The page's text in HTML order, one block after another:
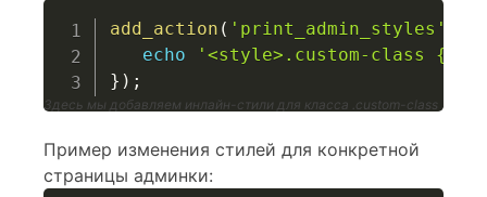
add_action ( 'print_admin_styles'
echo
'<style>.custom-class {
} ) ;
Здесь мы добавляем инлайн-стили для класса .custom-class
Пример изменения стилей для конкретной
страницы админки: